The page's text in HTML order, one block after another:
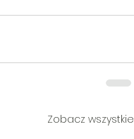
Zobacz wszystkie